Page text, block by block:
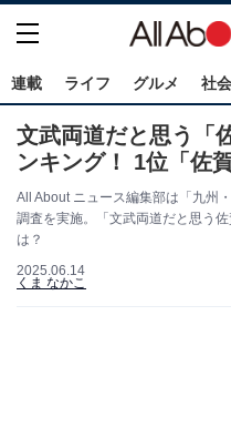
連載 ライフ グルメ 社会
文武両道だと思う「
ンキング！ 1位「佐
All About ニュース編集部は「九州
調査を実施。「文武両道だと思う
は？
2025.06.14
くま なかこ